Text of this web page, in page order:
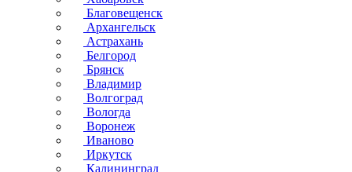
Благовещенск
Архангельск
Астрахань
Белгород
Брянск
Владимир
Волгоград
Вологда
Воронеж
Иваново
Иркутск
Калининград